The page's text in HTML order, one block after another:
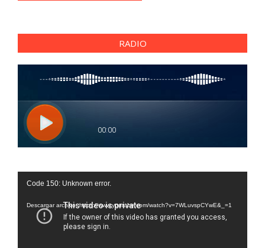
RADIO
Reproductor
vídeo
Code 150: Unknown error.
Descargar archivo: https://www.youtube.com/watch?v=7WLuvspCYwE&_=1